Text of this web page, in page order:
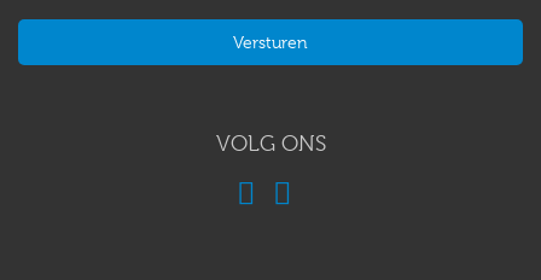
VOLG ONS